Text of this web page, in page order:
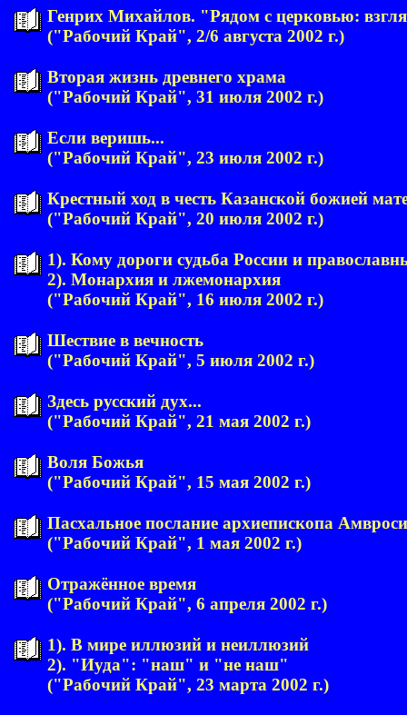
Генрих Михайлов. "Рядом с церковью:
("Рабочий Край", 2/6 августа 2002 г.)
Вторая жизнь древнего храма
("Рабочий Край", 31 июля 2002 г.)
Если веришь...
("Рабочий Край", 23 июля 2002 г.)
Крестный ход в честь Казанской божией
("Рабочий Край", 20 июля 2002 г.)
1). Кому дороги судьба России и
2). Монархия и лжемонархия
("Рабочий Край", 16 июля 2002 г.)
Шествие в вечность
("Рабочий Край", 5 июля 2002 г.)
Здесь русский дух...
("Рабочий Край", 21 мая 2002 г.)
Воля Божья
("Рабочий Край", 15 мая 2002 г.)
Пасхальное послание архиепископа
("Рабочий Край", 1 мая 2002 г.)
Отражённое время
("Рабочий Край", 6 апреля 2002 г.)
1). В мире иллюзий и неиллюзий
2). "Иуда": "наш" и "не наш"
("Рабочий Край", 23 марта 2002 г.)